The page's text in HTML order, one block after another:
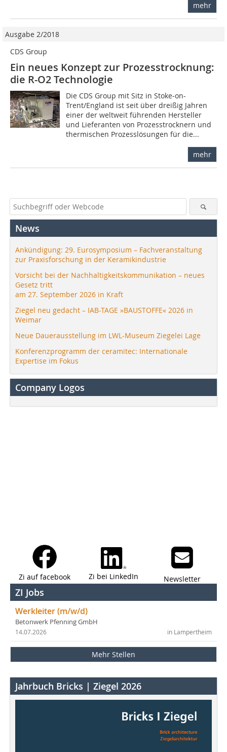
mehr
Ausgabe 2/2018
CDS Group
Ein neues Konzept zur Prozesstrocknung:
die R-O2 Technologie
Die CDS Group mit Sitz in Stoke-on-
Trent/England ist seit über dreißig Jahren
einer der weltweit führenden Hersteller
und Lieferanten von Prozesstrocknern und
thermischen Prozesslösungen für die...
mehr
News
Ankündigung: 29. Eurosymposium – Fachveranstaltung
zur Praxisforschung in der Keramikindustrie
Vorsicht bei der Nachhaltigkeitskommunikation – neues
Gesetz tritt
am 27. September 2026 in Kraft
Ziegel neu gedacht – IAB-TAGE »BAUSTOFFE« 2026 in
Weimar
Neue Dauerausstellung im LWL-Museum Ziegelei Lage
Konferenzprogramm der ceramitec: Internationale
Expertise im Fokus
Company Logos
Zi auf facebook Zi bei LinkedIn Newsletter
ZI Jobs
Werkleiter (m/w/d)
Betonwerk Pfenning GmbH
in Lampertheim
14.07.2026
Mehr Stellen
Jahrbuch Bricks | Ziegel 2026